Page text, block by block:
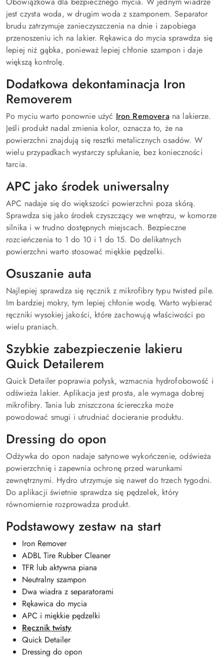
jest czysta woda, w drugim woda z szamponem. Separator
brudu zatrzymuje zanieczyszczenia na dnie i zapobiega
przenoszeniu ich na lakier. Rękawica do mycia sprawdza się
lepiej niż gąbka, ponieważ lepiej chłonie szampon i daje
większą kontrolę.
Dodatkowa dekontaminacja Iron
Removerem
Po myciu warto ponownie użyć Iron Removerana lakierze.
Jeśli produkt nadal zmienia kolor, oznacza to, że na
powierzchni znajdują się resztki metalicznych osadów. W
wielu przypadkach wystarczy spłukanie, bez konieczności
tarcia.
APC jako środek uniwersalny
APC nadaje się do większości powierzchni poza skórą.
Sprawdza się jako środek czyszczący we wnętrzu, w komorze
silnika i w trudno dostępnych miejscach. Bezpieczne
rozcieńczenia to 1 do 10 i 1 do 15. Do delikatnych
powierzchni warto stosować miękkie pędzelki.
Osuszanie auta
Najlepiej sprawdza się ręcznik z mikrofibry typu twisted pile.
Im bardziej mokry, tym lepiej chłonie wodę. Warto wybierać
ręczniki wysokiej jakości, które zachowują właściwości po
wielu praniach.
Szybkie zabezpieczenie lakieru
Quick Detailerem
Quick Detailer poprawia połysk, wzmacnia hydrofobowość i
odświeża lakier. Aplikacja jest prosta, ale wymaga dobrej
mikrofibry. Tania lub zniszczona ściereczka może
powodować smugi i utrudniać docieranie produktu.
Dressing do opon
Odżywka do opon nadaje satynowe wykończenie, odświeża
powierzchnię i zapewnia ochronę przed warunkami
zewnętrznymi. Hydro utrzymuje się nawet do trzech tygodni.
Do aplikacji świetnie sprawdza się pędzelek, który
równomiernie rozprowadza produkt.
Podstawowy zestaw na start
Iron Remover
ADBL Tire Rubber Cleaner
TFR lub aktywna piana
Neutralny szampon
Dwa wiadra z separatorami
Rękawica do mycia
APC i miękkie pędzelki
Ręcznik twisty
Quick Detailer
Dressing do opon